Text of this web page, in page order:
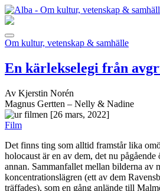
Om kultur, vetenskap & samhälle
En kärlekselegi från
Av Kjerstin Norén
Magnus Gertten – Nelly & Nadine
[26 mars, 2022]
Film
Det finns ting som alltid framstår lika
holocaust är en av dem, det nu
annan. Sammanfallet mellan bilderna av
koncentrationslägren (ett av dem
träffades), som en gång anlände till